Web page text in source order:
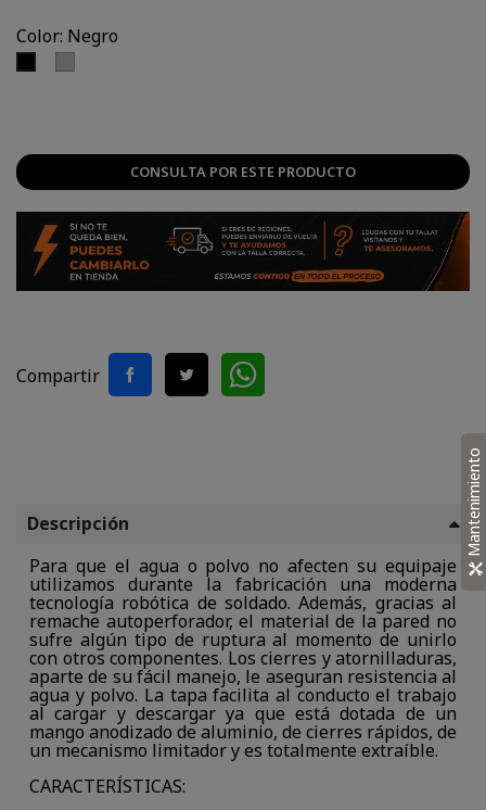
Color: Negro
CONSULTA POR ESTE PRODUCTO
Compartir
Descripción
Para que el agua o polvo no afecten su equipaje
utilizamos durante la fabricación una moderna
tecnología robótica de soldado. Además, gracias al
remache autoperforador, el material de la pared no
sufre algún tipo de ruptura al momento de unirlo
con otros componentes. Los cierres y atornilladuras,
aparte de su fácil manejo, le aseguran resistencia al
agua y polvo. La tapa facilita al conducto el trabajo
al cargar y descargar ya que está dotada de un
mango anodizado de aluminio, de cierres rápidos, de
un mecanismo limitador y es totalmente extraíble.
CARACTERÍSTICAS:
Mantenimiento